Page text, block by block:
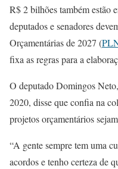
R$ 2 bilhões também estão
deputados e senadores
Orçamentárias de 2027 (
fixa as regras para a
O deputado Domingos
2020, disse que confia na
projetos orçamentários
“A gente sempre tem uma
acordos e tenho certeza de